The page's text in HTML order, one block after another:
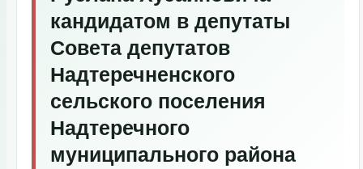
кандидатом в депутаты
Совета депутатов
Надтеречненского
сельского поселения
Надтеречного
муниципального района